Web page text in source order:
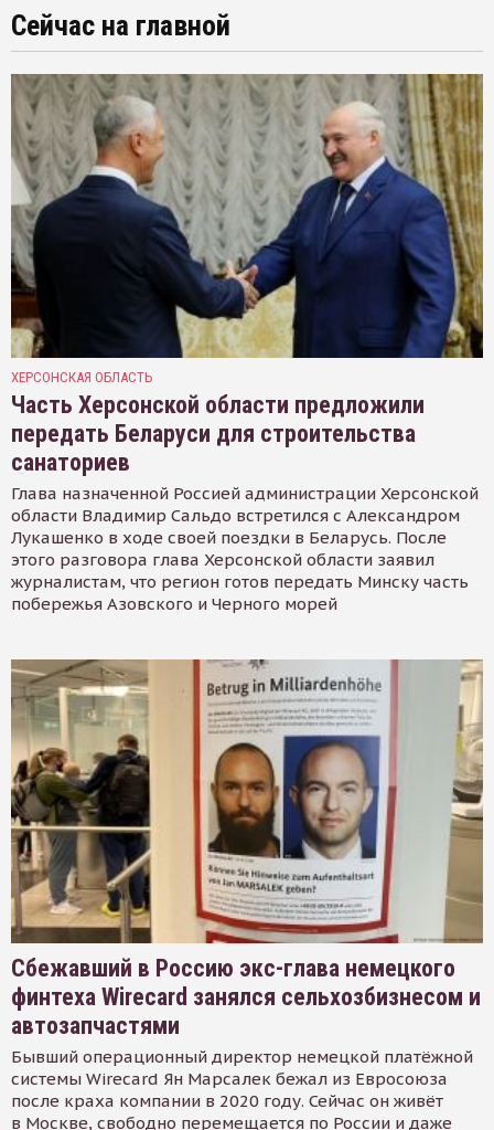
Сейчас на главной
ХЕРСОНСКАЯ ОБЛАСТЬ
Часть Херсонской области предложили
передать Беларуси для строительства
санаториев
Глава назначенной Россией администрации Херсонской
области Владимир Сальдо встретился с Александром
Лукашенко в ходе своей поездки в Беларусь. После
этого разговора глава Херсонской области заявил
журналистам, что регион готов передать Минску часть
побережья Азовского и Черного морей
Сбежавший в Россию экс-глава немецкого
финтеха Wirecard занялся сельхозбизнесом и
автозапчастями
Бывший операционный директор немецкой платёжной
системы Wirecard Ян Марсалек бежал из Евросоюза
после краха компании в 2020 году. Сейчас он живёт
в Москве, свободно перемещается по России и даже